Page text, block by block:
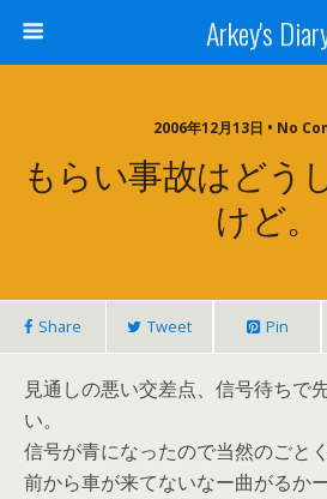
Arkey's
2006年12月13日 • No
もらい事故はどう
けど。
Share Tweet Pin
見通しの悪い交差点、信号待ちで
い。
信号が青になったので当然のごとく
前から車が来てないなー曲がるか